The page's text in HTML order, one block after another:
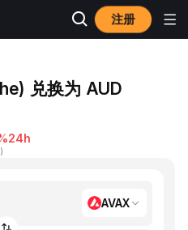
注册
兑换为 AUD
24h
)
AVAX